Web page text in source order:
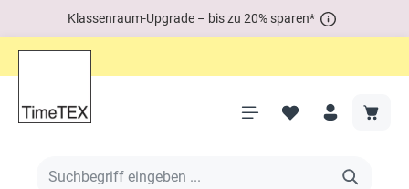
Klassenraum-Upgrade – bis zu 20% sparen*